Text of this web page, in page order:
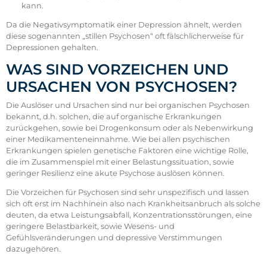
kann.
Da die Negativsymptomatik einer Depression ähnelt, werden
diese sogenannten „stillen Psychosen“ oft fälschlicherweise für
Depressionen gehalten.
WAS SIND VORZEICHEN UND
URSACHEN VON PSYCHOSEN?
Die Auslöser und Ursachen sind nur bei organischen Psychosen
bekannt, d.h. solchen, die auf organische Erkrankungen
zurückgehen, sowie bei Drogenkonsum oder als Nebenwirkung
einer Medikamenteneinnahme. Wie bei allen psychischen
Erkrankungen spielen genetische Faktoren eine wichtige Rolle,
die im Zusammenspiel mit einer Belastungssituation, sowie
geringer Resilienz eine akute Psychose auslösen können.
Die Vorzeichen für Psychosen sind sehr unspezifisch und lassen
sich oft erst im Nachhinein also nach Krankheitsanbruch als solche
deuten, da etwa Leistungsabfall, Konzentrationsstörungen, eine
geringere Belastbarkeit, sowie Wesens- und
Gefühlsveränderungen und depressive Verstimmungen
dazugehören.